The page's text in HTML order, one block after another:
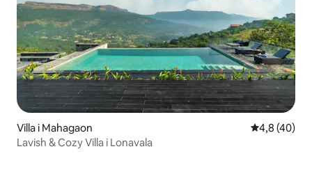
Villa i Mahagaon 4,8 av 5 i
4,8 (40)
Lavish & Cozy Villa i Lonavala